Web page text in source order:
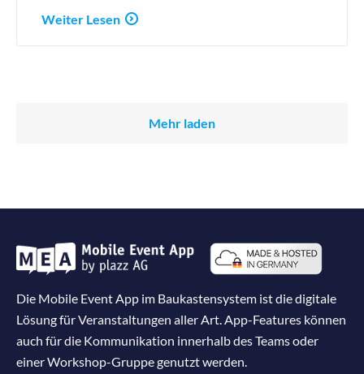
Weiter Lesen
Mehr laden
Die Mobile Event App im Baukastensystem ist die digitale
Lösung für Veranstaltungen aller Art. App-Features können
auch für die Kommunikation innerhalb des Teams oder
einer Workshop-Gruppe genutzt werden.